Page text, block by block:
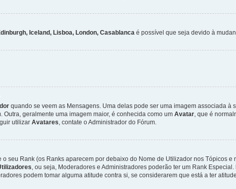
Iceland, Lisboa, London, Casablanca é possível que seja devido à
quando se veem as Mensagens. Uma delas pode ser uma imagem associada
geralmente uma imagem maior, é conhecida como um Avatar, que é
utilizar Avatares, contate o Administrador do Fórum.
seu Rank (os Ranks aparecem por debaixo do Nome de Utilizador nos Tópicos
, ou seja, Moderadores e Administradores poderão ter um Rank
podem tomar alguma atitude contra si, se considerarem que está a ter